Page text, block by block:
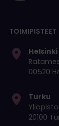
TOIMIPISTEET
Helsinki
00520
Turku
20100